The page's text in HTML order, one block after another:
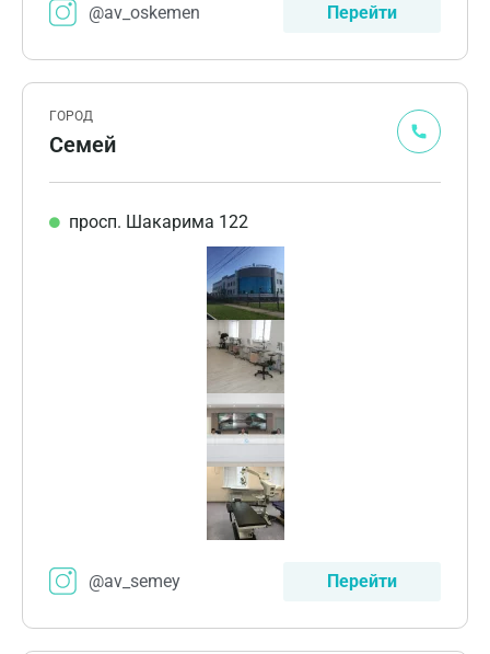
@av_oskemen Перейти
ГОРОД
Семей
просп. Шакарима 122
@av_semey Перейти